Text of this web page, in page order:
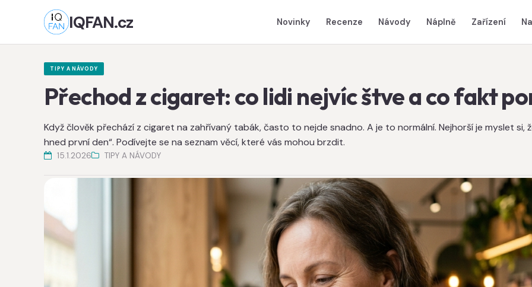
IQFAN.cz Novinky Recenze Návody Náplně Zařízení
TIPY A NÁVODY
Přechod z cigaret: co lidi nejvíc štve a co fakt
Když člověk přechází z cigaret na zahřívaný tabák, často to nejde snadno. A je to normální. Nejhorší je myslet si,
hned první den“. Podívejte se na seznam věcí, které vás mohou brzdit.
15.1.2026 TIPY A NÁVODY